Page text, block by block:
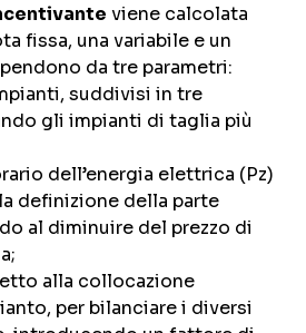
viene calcolata
fissa, una variabile e un
da tre parametri:
suddivisi in tre
gli impianti di taglia più
dell’energia elettrica (Pz)
definizione della parte
al diminuire del prezzo di
alla collocazione
per bilanciare i diversi